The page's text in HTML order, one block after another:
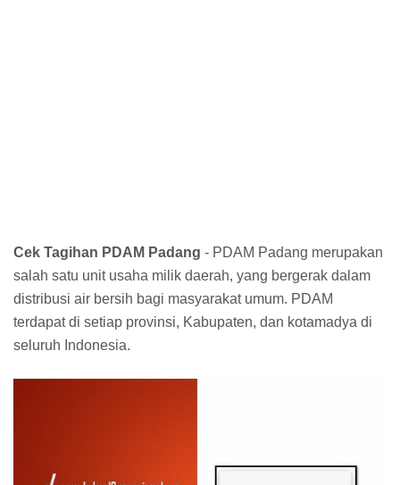
Cek Tagihan PDAM Padang - PDAM Padang merupakan
salah satu unit usaha milik daerah, yang bergerak dalam
distribusi air bersih bagi masyarakat umum. PDAM
terdapat di setiap provinsi, Kabupaten, dan kotamadya di
seluruh Indonesia.